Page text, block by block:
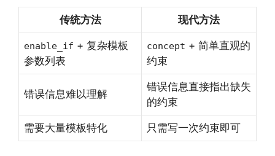
传统方法 现代方法
enable_if + 复杂模板
参数列表
concept + 简单直观的
约束
错误信息难以理解
错误信息直接指出缺失
的约束
需要大量模板特化 只需写一次约束即可